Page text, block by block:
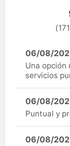
06/08/
Una
servicios
06/08/
Puntual y
06/08/